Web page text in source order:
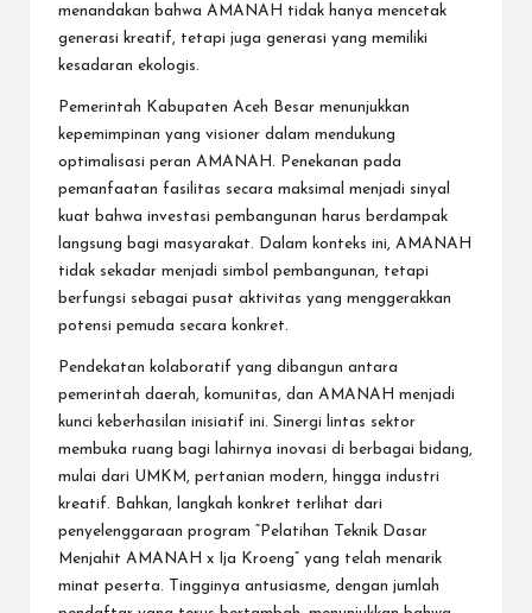
menandakan bahwa AMANAH tidak hanya mencetak
generasi kreatif, tetapi juga generasi yang memiliki
kesadaran ekologis.
Pemerintah Kabupaten Aceh Besar menunjukkan
kepemimpinan yang visioner dalam mendukung
optimalisasi peran AMANAH. Penekanan pada
pemanfaatan fasilitas secara maksimal menjadi sinyal
kuat bahwa investasi pembangunan harus berdampak
langsung bagi masyarakat. Dalam konteks ini, AMANAH
tidak sekadar menjadi simbol pembangunan, tetapi
berfungsi sebagai pusat aktivitas yang menggerakkan
potensi pemuda secara konkret.
Pendekatan kolaboratif yang dibangun antara
pemerintah daerah, komunitas, dan AMANAH menjadi
kunci keberhasilan inisiatif ini. Sinergi lintas sektor
membuka ruang bagi lahirnya inovasi di berbagai bidang,
mulai dari UMKM, pertanian modern, hingga industri
kreatif. Bahkan, langkah konkret terlihat dari
penyelenggaraan program “Pelatihan Teknik Dasar
Menjahit AMANAH x Ija Kroeng” yang telah menarik
minat peserta. Tingginya antusiasme, dengan jumlah